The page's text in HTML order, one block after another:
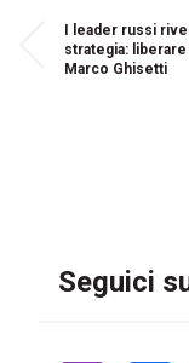
I leader russi
strategia: liberare
Marco Ghisetti
Seguici